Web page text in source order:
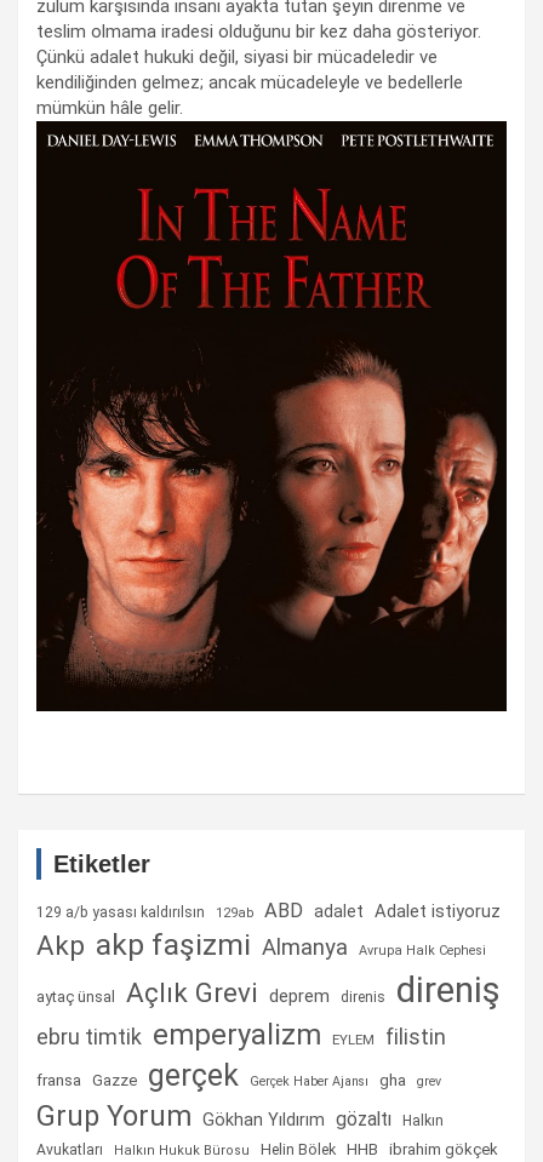
zulüm karşısında insanı ayakta tutan şeyin direnme ve
teslim olmama iradesi olduğunu bir kez daha gösteriyor.
Çünkü adalet hukuki değil, siyasi bir mücadeledir ve
kendiliğinden gelmez; ancak mücadeleyle ve bedellerle
mümkün hâle gelir.
Etiketler
129 a/b yasası kaldırılsın 129ab ABD adalet Adalet istiyoruz
Akp akp faşizmi Almanya Avrupa Halk Cephesi
aytaç ünsal Açlık Grevi deprem direnis direniş
ebru timtik emperyalizm EYLEM filistin
fransa Gazze gerçek Gerçek Haber Ajansı gha grev
Grup Yorum Gökhan Yıldırım gözaltı
Halkın
Avukatları
Halkın Hukuk Bürosu Helin Bölek HHB ibrahim gökçek